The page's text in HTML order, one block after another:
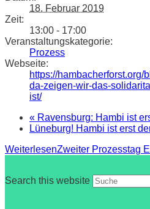
18. Februar 2019
Zeit:
13:00 - 17:00
Veranstaltungskategorie:
Prozess
Webseite:
https://
da-zeigen-wir-das-
ist/
« Ravensburg: Hambi ist
Lüneburg! Hambi ist erst
WeiterlesenZweiter Prozesstag
Search this website